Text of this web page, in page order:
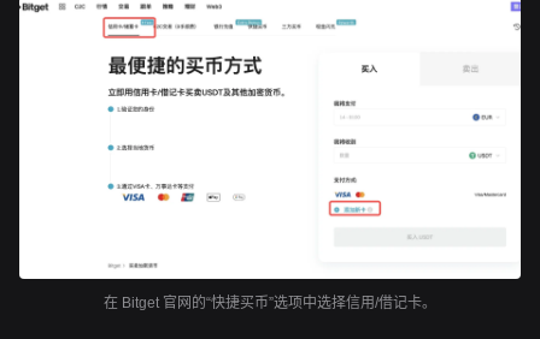
在 Bitget 官网的“快捷买币”选项中选择信用/借记卡。